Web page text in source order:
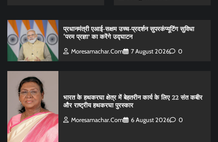
प्रधानमंत्री एआई-सक्षम उच्च-प्रदर्शन सुपरकंप्यूटिंग सुविधा
‘परम प्रज्ञा’ का करेंगे उद्घाटन
Moresamachar.com 7 August 2026 0
भारत के हथकरघा क्षेत्र में बेहतरीन कार्य के लिए 22 संत कबीर
और राष्ट्रीय हथकरघा पुरस्कार
Moresamachar.com 6 August 2026 0